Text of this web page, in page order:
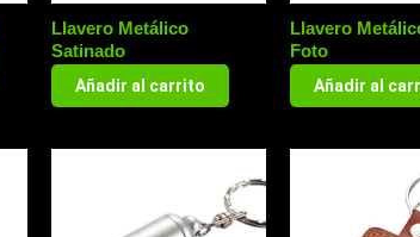
Llavero Metálico
Satinado
Añadir al carrito
Llavero
Foto
Añadir al